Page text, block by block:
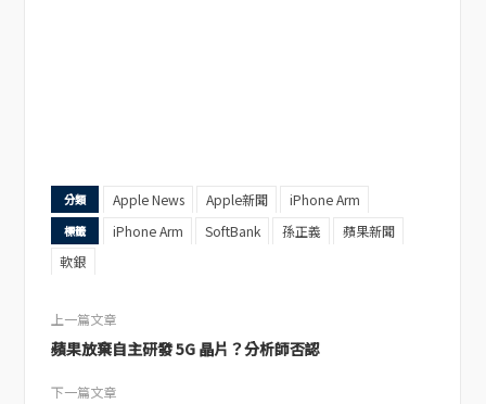
分類 Apple News Apple新聞 iPhone Arm
標籤 iPhone Arm SoftBank 孫正義
蘋果新聞
軟銀
上一篇文章
蘋果放棄自主研發 5G 晶片？分析師否認
下一篇文章